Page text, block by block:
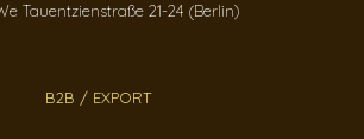
Tauentzienstraße 21-24 (Berlin)
B2B / EXPORT